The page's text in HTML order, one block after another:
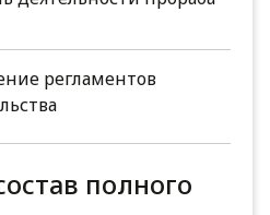
регламентов
полного